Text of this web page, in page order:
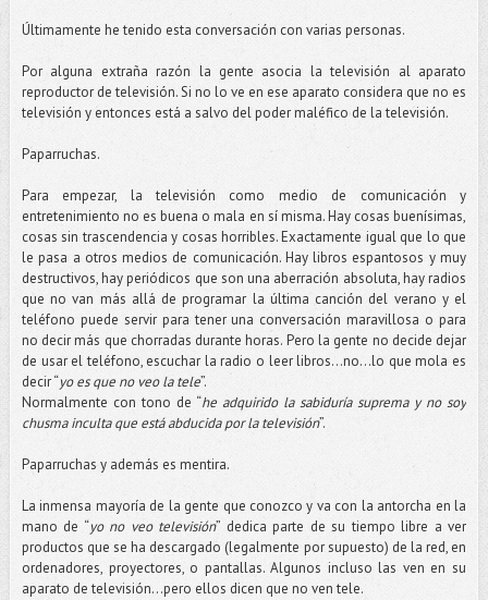
Últimamente he tenido esta conversación con varias personas.
Por alguna extraña razón la gente asocia la televisión al aparato
reproductor de televisión. Si no lo ve en ese aparato considera que no es
televisión y entonces está a salvo del poder maléfico de la televisión.
Paparruchas.
Para empezar, la televisión como medio de comunicación y
entretenimiento no es buena o mala en sí misma. Hay cosas buenísimas,
cosas sin trascendencia y cosas horribles. Exactamente igual que lo que
le pasa a otros medios de comunicación. Hay libros espantosos y muy
destructivos, hay periódicos que son una aberración absoluta, hay radios
que no van más allá de programar la última canción del verano y el
teléfono puede servir para tener una conversación maravillosa o para
no decir más que chorradas durante horas. Pero la gente no decide dejar
de usar el teléfono, escuchar la radio o leer libros…no...lo que mola es
decir “yo es que no veo la tele”.
Normalmente con tono de “he adquirido la sabiduría suprema y no soy
chusma inculta que está abducida por la televisión”.
Paparruchas y además es mentira.
La inmensa mayoría de la gente que conozco y va con la antorcha en la
mano de “yo no veo televisión” dedica parte de su tiempo libre a ver
productos que se ha descargado (legalmente por supuesto) de la red, en
ordenadores, proyectores, o pantallas. Algunos incluso las ven en su
aparato de televisión...pero ellos dicen que no ven tele.